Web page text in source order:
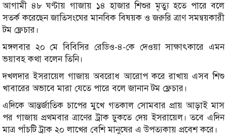
আগামী ৪৮ ঘণ্টায় গাজায় ১৪ হাজার শিশুর মৃত্যু হতে পারে বলে
সতর্ক করেছেন জাতিসংঘের মানবিক বিষয়ক ও জরুরি ত্রাণ সমন্বয়কারী
টম ফ্লেচার।
মঙ্গলবার ২০ মে বিবিসির রেডিও-৪-কে দেওয়া সাক্ষাৎকারে এমন
ভয়াবহ কথা বলেন তিনি।
দখলদার ইসরায়েল গাজায় অবরোধ আরোপ করে রাখায় এসব শিশু
খাবারের অভাবে মারা যেতে পারে বলে জানান টম ফ্লেচার।
এদিকে আন্তর্জাতিক চাপের মুখে গতকাল সোমবার প্রায় আড়াই মাস
পর গাজায় প্রথমবার ত্রাণের ট্রাক ঢুকতে দেয় ইসরায়েল। তবে এদিন
মাত্র পাঁচটি ট্রাক ২০ লাখের বেশি মানুষের এ উপত্যকায় প্রবেশ করে।